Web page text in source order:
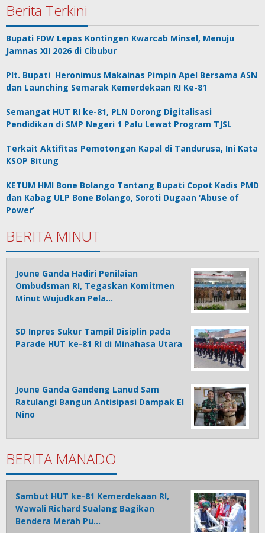
Berita Terkini
Bupati FDW Lepas Kontingen Kwarcab Minsel, Menuju
Jamnas XII 2026 di Cibubur
Plt. Bupati Heronimus Makainas Pimpin Apel Bersama ASN
dan Launching Semarak Kemerdekaan RI Ke-81
Semangat HUT RI ke-81, PLN Dorong Digitalisasi
Pendidikan di SMP Negeri 1 Palu Lewat Program TJSL
Terkait Aktifitas Pemotongan Kapal di Tandurusa, Ini Kata
KSOP Bitung
KETUM HMI Bone Bolango Tantang Bupati Copot Kadis PMD
dan Kabag ULP Bone Bolango, Soroti Dugaan ‘Abuse of
Power’
BERITA MINUT
Joune Ganda Hadiri Penilaian
Ombudsman RI, Tegaskan Komitmen
Minut Wujudkan Pela…
SD Inpres Sukur Tampil Disiplin pada
Parade HUT ke-81 RI di Minahasa Utara
Joune Ganda Gandeng Lanud Sam
Ratulangi Bangun Antisipasi Dampak El
Nino
BERITA MANADO
Sambut HUT ke-81 Kemerdekaan RI,
Wawali Richard Sualang Bagikan
Bendera Merah Pu…